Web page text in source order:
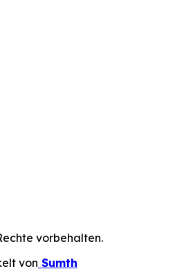
vorbehalten.
von Sumth